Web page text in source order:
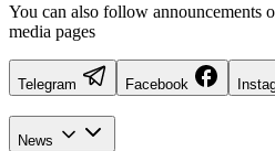
You can also follow announcements
media pages
Telegram Facebook
News